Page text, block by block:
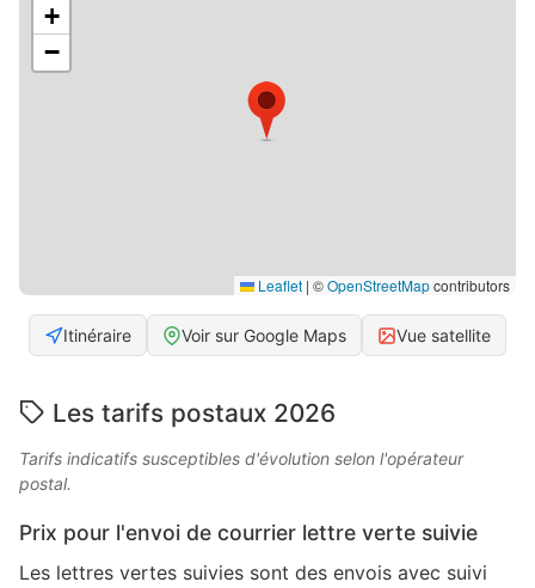
+
−
Leaflet | ©OpenStreetMapcontributors
Itinéraire Voir sur Google Maps Vue satellite
Les tarifs postaux 2026
Tarifs indicatifs susceptibles d'évolution selon l'opérateur
postal.
Prix pour l'envoi de courrier lettre verte suivie
Les lettres vertes suivies sont des envois avec suivi